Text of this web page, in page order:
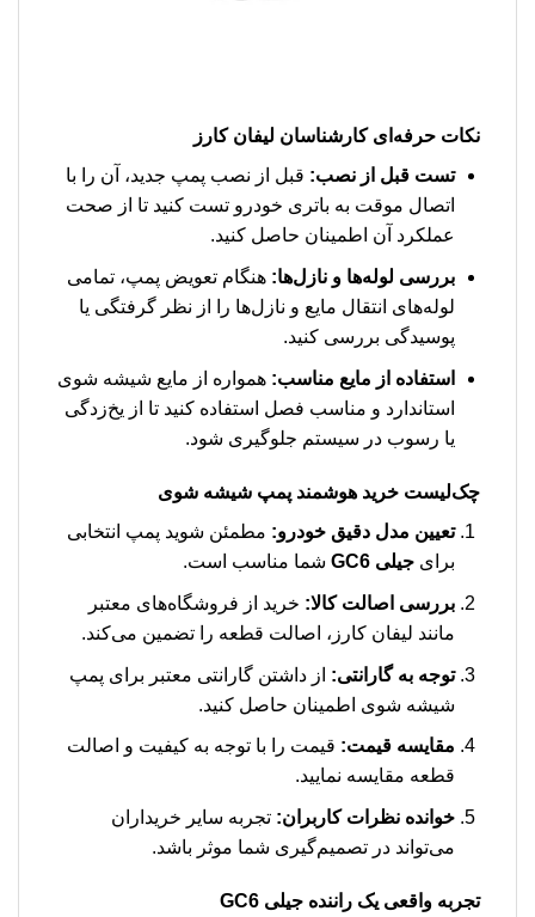
نکات حرفه‌ای کارشناسان لیفان کارز
تست قبل از نصب: قبل از نصب پمپ جدید، آن را با
اتصال موقت به باتری خودرو تست کنید تا از صحت
عملکرد آن اطمینان حاصل کنید.
بررسی لوله‌ها و نازل‌ها: هنگام تعویض پمپ، تمامی
لوله‌های انتقال مایع و نازل‌ها را از نظر گرفتگی یا
پوسیدگی بررسی کنید.
استفاده از مایع مناسب: همواره از مایع شیشه شوی
استاندارد و مناسب فصل استفاده کنید تا از یخ‌زدگی
یا رسوب در سیستم جلوگیری شود.
چک‌لیست خرید هوشمند پمپ شیشه شوی
تعیین مدل دقیق خودرو: مطمئن شوید پمپ انتخابی
برای جیلی GC6 شما مناسب است.
بررسی اصالت کالا: خرید از فروشگاه‌های معتبر
مانند لیفان کارز، اصالت قطعه را تضمین می‌کند.
توجه به گارانتی: از داشتن گارانتی معتبر برای پمپ
شیشه شوی اطمینان حاصل کنید.
مقایسه قیمت: قیمت را با توجه به کیفیت و اصالت
قطعه مقایسه نمایید.
خوانده نظرات کاربران: تجربه سایر خریداران
می‌تواند در تصمیم‌گیری شما موثر باشد.
تجربه واقعی یک راننده جیلی GC6